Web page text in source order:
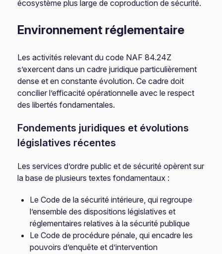
écosystème plus large de coproduction de sécurité.
Environnement réglementaire
Les activités relevant du code NAF 84.24Z
s’exercent dans un cadre juridique particulièrement
dense et en constante évolution. Ce cadre doit
concilier l’efficacité opérationnelle avec le respect
des libertés fondamentales.
Fondements juridiques et évolutions
législatives récentes
Les services d’ordre public et de sécurité opèrent sur
la base de plusieurs textes fondamentaux :
Le Code de la sécurité intérieure, qui regroupe
l’ensemble des dispositions législatives et
réglementaires relatives à la sécurité publique
Le Code de procédure pénale, qui encadre les
pouvoirs d’enquête et d’intervention